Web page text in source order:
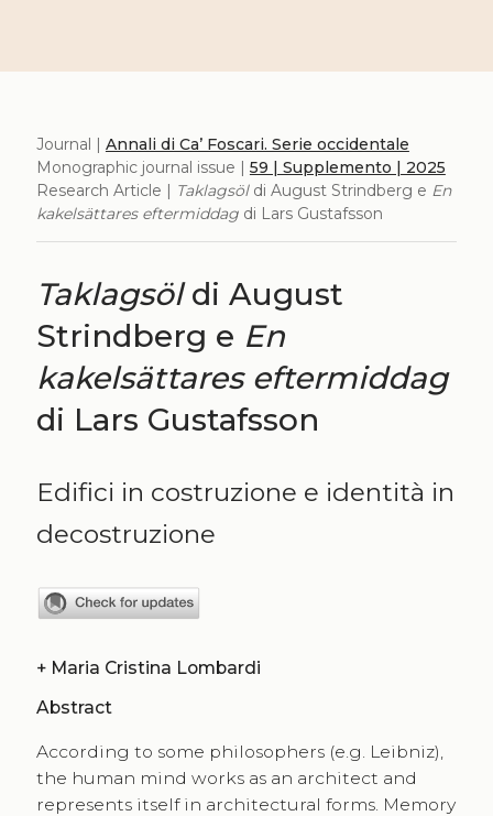
Journal | Annali di Ca’ Foscari. Serie occidentale
Monographic journal issue | 59 | Supplemento | 2025
Research Article | Taklagsöldi August Strindberg e En
kakelsättares eftermiddagdi Lars Gustafsson
Taklagsöldi August
Strindberg e En
kakelsättares eftermiddag
di Lars Gustafsson
Edifici in costruzione e identità in
decostruzione
+ Maria Cristina Lombardi
Abstract
According to some philosophers (e.g. Leibniz),
the human mind works as an architect and
represents itself in architectural forms. Memory